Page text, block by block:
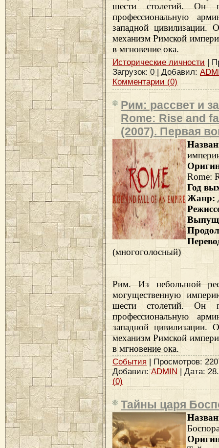
шести столетий. Он
профессиональную
западной цивилизации.
механизм Римской
в мгновение ока.
Исторические личности |
Загрузок: 0 | Добавил:
Комментарии (0)
Рим: рассвет и
Rome: Rise and
(2007). Первая
Rome:
Год
Жанр:
(многоголосный)
Рим. Из небольшой
могущественную
шести столетий. Он
профессиональную
западной цивилизации.
механизм Римской
в мгновение ока.
События | Просмотров:
Добавил:ADMIN | Дата:
(0)
Тайны царя